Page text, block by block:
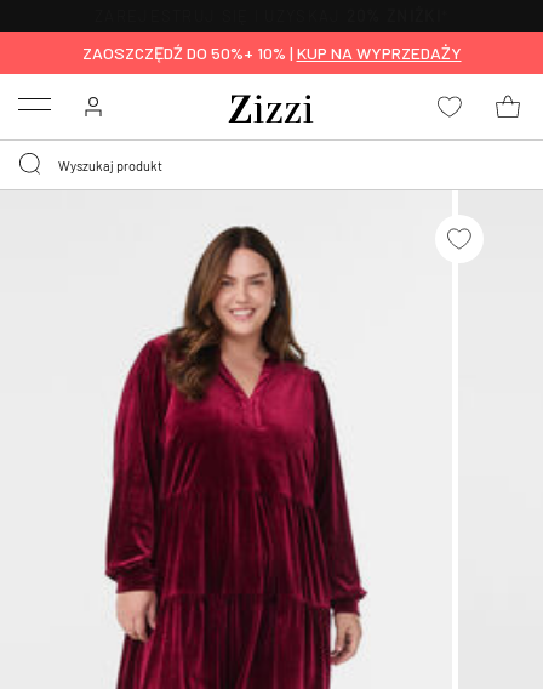
ZAOSZCZĘDŹ DO 50%+ 10% | KUP NA WYPRZEDAŻY
Menu